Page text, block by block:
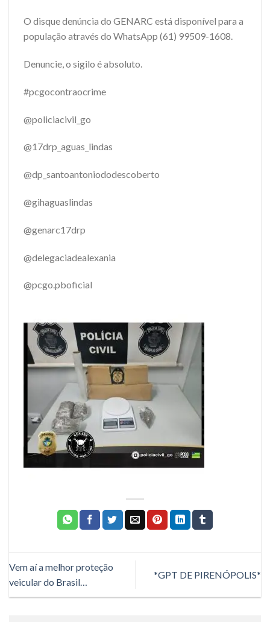
O disque denúncia do GENARC está disponível para a
população através do WhatsApp (61) 99509-1608.
Denuncie, o sigilo é absoluto.
#pcgocontraocrime
@policiacivil_go
@17drp_aguas_lindas
@dp_santoantoniododescoberto
@gihaguaslindas
@genarc17drp
@delegaciadealexania
@pcgo.pboficial
Vem aí a melhor proteção
veicular do Brasil…
*GPT DE PIRENÓPOLIS*